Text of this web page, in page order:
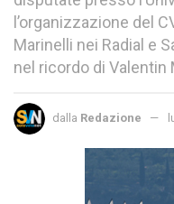
l’organizzazione del
Marinelli nei Radial e
nel ricordo di Valentin
dalla Redazione